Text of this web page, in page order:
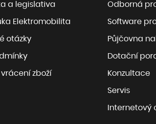
a legislativa
Elektromobilita
otázky
zboží
Odborná
Software
Půjčovna
Dotační
Konzultace
Servis
Internetový